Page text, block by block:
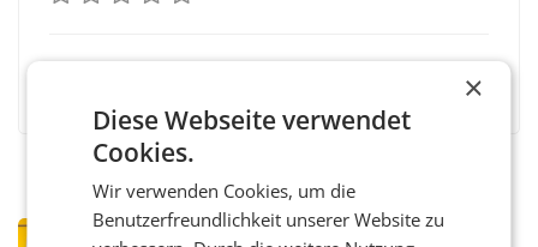
PRIMENEWS
×
Diese Webseite verwendet
Cookies.
Wir verwenden Cookies, um die
Benutzerfreundlichkeit unserer Website zu